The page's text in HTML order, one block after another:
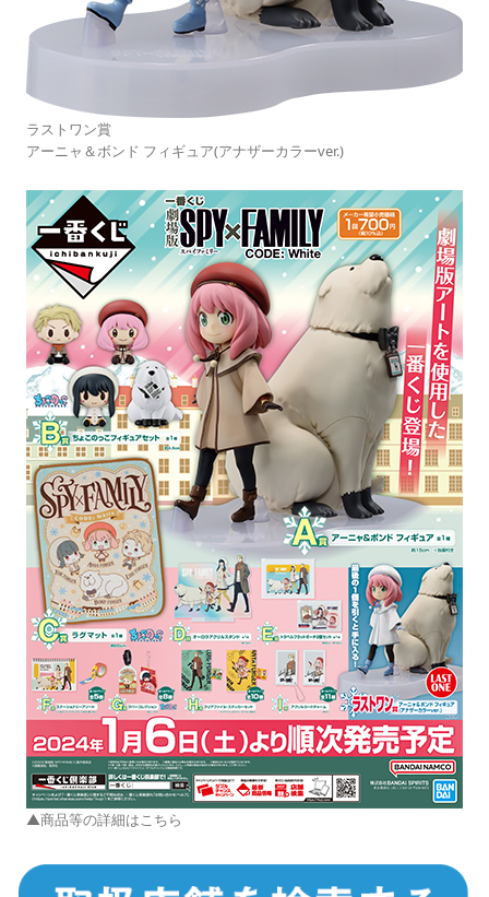
ラストワン賞
アーニャ＆ボンド フィギュア(アナザーカラーver.)
▲商品等の詳細はこちら